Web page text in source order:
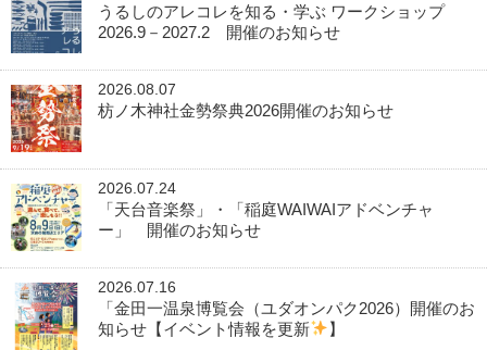
うるしのアレコレを知る・学ぶ ワークショップ
2026.9－2027.2 開催のお知らせ
2026.08.07
枋ノ木神社金勢祭典2026開催のお知らせ
2026.07.24
「天台音楽祭」・「稲庭WAIWAIアドベンチャ
ー」 開催のお知らせ
2026.07.16
「金田一温泉博覧会（ユダオンパク2026）開催のお
知らせ【イベント情報を更新
】